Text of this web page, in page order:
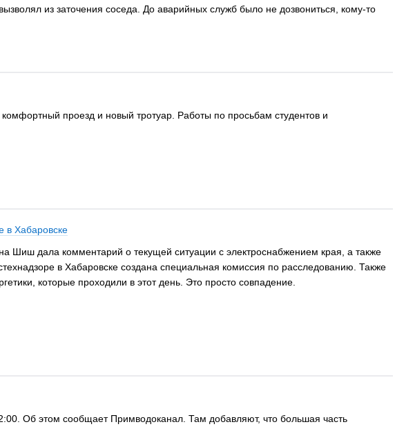
из заточения соседа. До аварийных служб было не дозвониться, кому-то
проезд и новый тротуар. Работы по просьбам студентов и
в Хабаровске
Шиш дала комментарий о текущей ситуации с электроснабжением края, а также
в Хабаровске создана специальная комиссия по расследованию. Также
которые проходили в этот день. Это просто совпадение.
Об этом сообщает Примводоканал. Там добавляют, что большая часть